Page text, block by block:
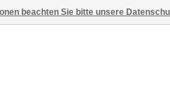
beachten Sie bitte unsere